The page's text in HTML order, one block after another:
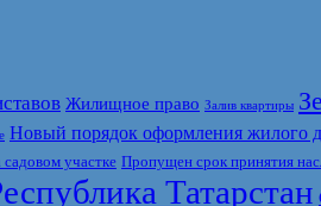
Жилищное право Залив квартиры
Новый порядок оформления жилого
участке Пропущен срок принятия
Татарстан